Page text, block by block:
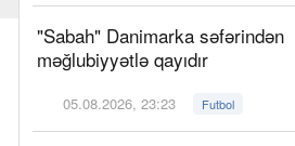
"Sabah" Danimarka səfərindən
məğlubiyyətlə qayıdır
05.08.2026, 23:23 Futbol